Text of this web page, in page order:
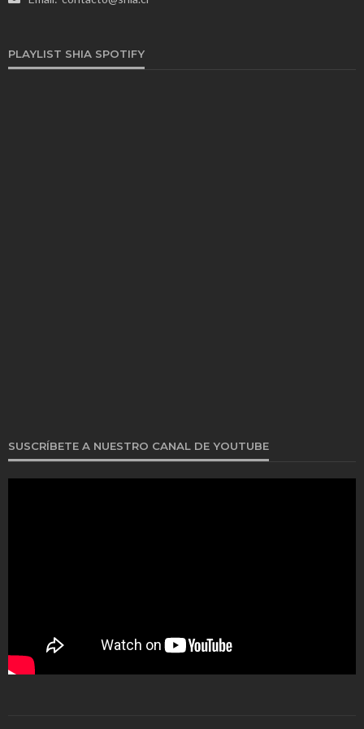
PLAYLIST SHIA SPOTIFY
SUSCRÍBETE A NUESTRO CANAL DE YOUTUBE